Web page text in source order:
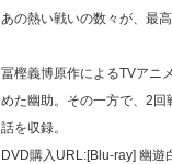
あの熱い戦いの数々が、最
冨樫義博原作によるTVアニ
めた幽助。その一方で、2
話を収録。
DVD購入URL:[Blu-ray] 幽遊